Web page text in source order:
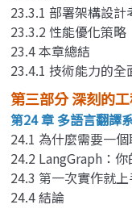
23.3.1 部署架構設計
23.3.2 性能優化策略
23.4 本章總結
23.4.1 技術能力的全
第三部分 深刻的
第24 章 多語言翻譯
24.1 為什麼需要一
24.2 LangGraph：
24.3 第一次實作就
24.4 結論